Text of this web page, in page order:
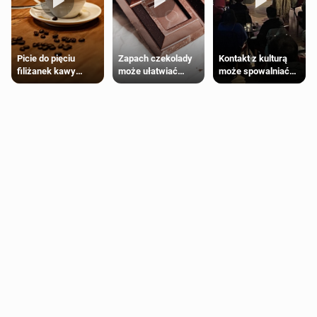
Picie do pięciu
filiżanek kawy
dziennie jest
Zapach czekolady
może ułatwiać
trening siłowy
Kontakt z kulturą
może spowalniać
starzenie